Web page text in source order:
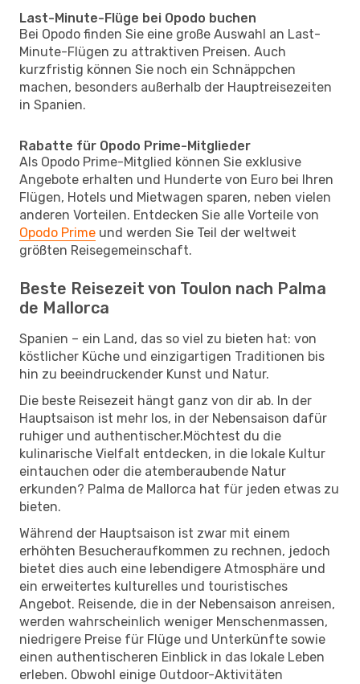
Last-Minute-Flüge bei Opodo buchen
Bei Opodo finden Sie eine große Auswahl an Last-
Minute-Flügen zu attraktiven Preisen. Auch
kurzfristig können Sie noch ein Schnäppchen
machen, besonders außerhalb der Hauptreisezeiten
in Spanien.
Rabatte für Opodo Prime-Mitglieder
Als Opodo Prime-Mitglied können Sie exklusive
Angebote erhalten und Hunderte von Euro bei Ihren
Flügen, Hotels und Mietwagen sparen, neben vielen
anderen Vorteilen. Entdecken Sie alle Vorteile von
Opodo Prime und werden Sie Teil der weltweit
größten Reisegemeinschaft.
Beste Reisezeit von Toulon nach Palma
de Mallorca
Spanien – ein Land, das so viel zu bieten hat: von
köstlicher Küche und einzigartigen Traditionen bis
hin zu beeindruckender Kunst und Natur.
Die beste Reisezeit hängt ganz von dir ab. In der
Hauptsaison ist mehr los, in der Nebensaison dafür
ruhiger und authentischer.Möchtest du die
kulinarische Vielfalt entdecken, in die lokale Kultur
eintauchen oder die atemberaubende Natur
erkunden? Palma de Mallorca hat für jeden etwas zu
bieten.
Während der Hauptsaison ist zwar mit einem
erhöhten Besucheraufkommen zu rechnen, jedoch
bietet dies auch eine lebendigere Atmosphäre und
ein erweitertes kulturelles und touristisches
Angebot. Reisende, die in der Nebensaison anreisen,
werden wahrscheinlich weniger Menschenmassen,
niedrigere Preise für Flüge und Unterkünfte sowie
einen authentischeren Einblick in das lokale Leben
erleben. Obwohl einige Outdoor-Aktivitäten